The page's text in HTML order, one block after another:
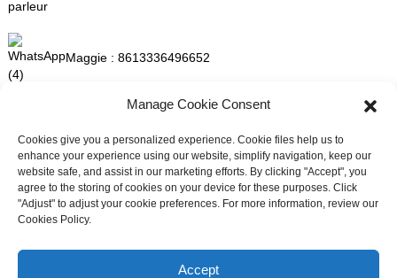
Discutez avec nous maintenant
Maggie : 8613336496652
ENTRER EN CONTACT
Pour toute question concernant nos produits ou nos tarifs, veuillez
Manage Cookie Consent
Cookies give you a personalized experience. Cookie files help us to
enhance your experience using our website, simplify navigation, keep our
website safe, and assist in our marketing efforts. By clicking "Accept", you
agree to the storing of cookies on your device for these purposes. Click
"Adjust" to adjust your cookie preferences. For more information, review our
Cookies Policy.
Accept